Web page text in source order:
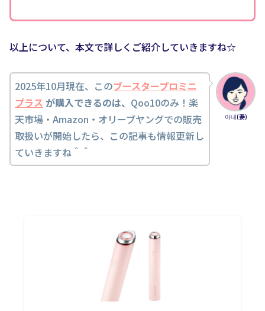
以上について、本文で詳しくご紹介していきますね☆
아내(妻)
2025年10月現在、このブースタープロミニ
プラス が購入できるのは、 Qoo10のみ！楽
天市場・Amazon・オリーブヤングでの販売
取扱いが開始したら、この記事も情報更新し
ていきますね＾＾